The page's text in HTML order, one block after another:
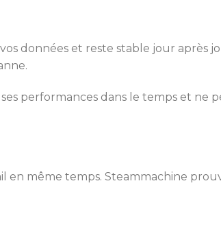
données et reste stable jour après
performances dans le temps et ne
en même temps. Steammachine